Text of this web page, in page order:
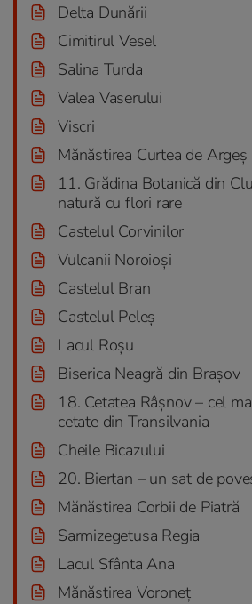
Delta Dunării
Cimitirul Vesel
Salina Turda
Valea Vaserului
Viscri
Mănăstirea Curtea de Argeș
11. Grădina Botanică din
natură cu flori rare
Castelul Corvinilor
Vulcanii Noroioși
Castelul Bran
Castelul Peleș
Lacul Roșu
Biserica Neagră din Brașov
18. Cetatea Râșnov – cel
cetate din Transilvania
Cheile Bicazului
20. Biertan – un sat de
Mănăstirea Corbii de Piatră
Sarmizegetusa Regia
Lacul Sfânta Ana
Mănăstirea Voroneț